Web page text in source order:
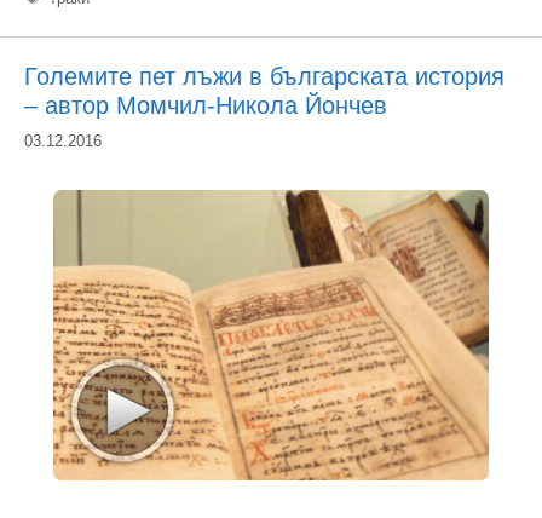
Големите пет лъжи в българската история
– автор Момчил-Никола Йончев
03.12.2016